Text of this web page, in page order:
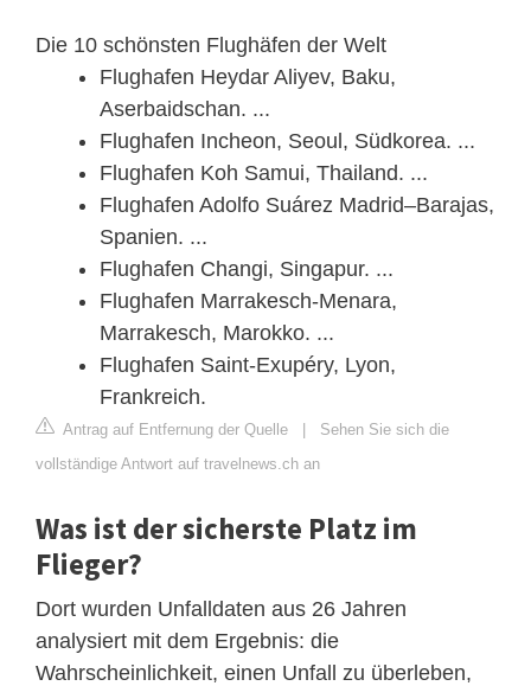
Die 10 schönsten Flughäfen der Welt
Flughafen Heydar Aliyev, Baku,
Aserbaidschan. ...
Flughafen Incheon, Seoul, Südkorea. ...
Flughafen Koh Samui, Thailand. ...
Flughafen Adolfo Suárez Madrid–Barajas,
Spanien. ...
Flughafen Changi, Singapur. ...
Flughafen Marrakesch-Menara,
Marrakesch, Marokko. ...
Flughafen Saint-Exupéry, Lyon,
Frankreich.
Antrag auf Entfernung der Quelle | Sehen Sie sich die
vollständige Antwort auf travelnews.ch an
Was ist der sicherste Platz im
Flieger?
Dort wurden Unfalldaten aus 26 Jahren
analysiert mit dem Ergebnis: die
Wahrscheinlichkeit, einen Unfall zu überleben,